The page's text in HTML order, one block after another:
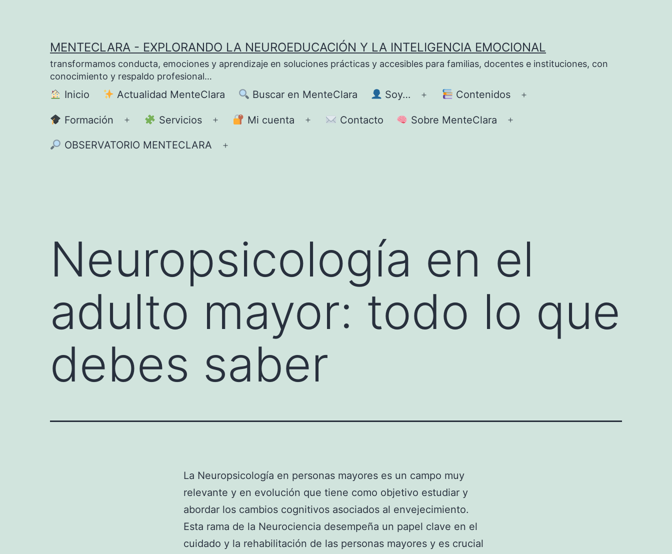
MENTECLARA - EXPLORANDO LA NEUROEDUCACIÓN Y LA INTELIGENCIA EMOCIONAL
transformamos conducta, emociones y aprendizaje en soluciones prácticas y accesibles para familias, docentes e instituciones, con
conocimiento y respaldo profesional…
Inicio Actualidad MenteClara Buscar en MenteClara Soy…
Abrir
el
Contenidos
Formación
Abrir
el
Servicios
Abrir
el
Mi cuenta
Abrir
Contacto Sobre MenteClara
OBSERVATORIO MENTECLARA
Neuropsicología en el
adulto mayor: todo lo que
debes saber
La Neuropsicología en personas mayores es un campo muy
relevante y en evolución que tiene como objetivo estudiar y
abordar los cambios cognitivos asociados al envejecimiento.
Esta rama de la Neurociencia desempeña un papel clave en el
cuidado y la rehabilitación de las personas mayores y es crucial